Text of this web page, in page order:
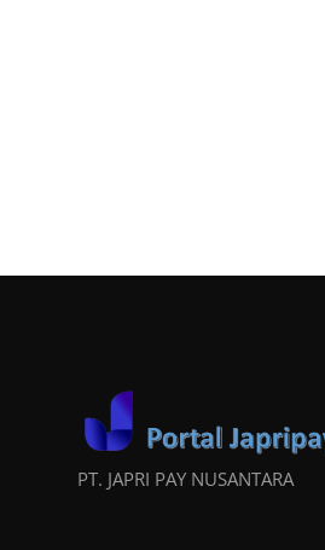
PT. JAPRI PAY NUSANTARA